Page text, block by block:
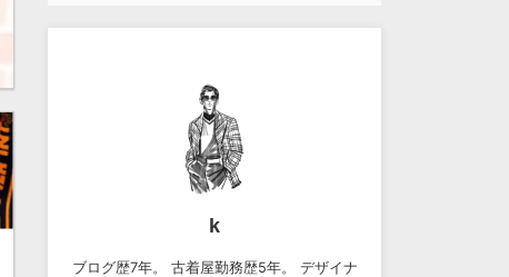
k
ブログ歴7年。 古着屋勤務歴5年。 デザイナ